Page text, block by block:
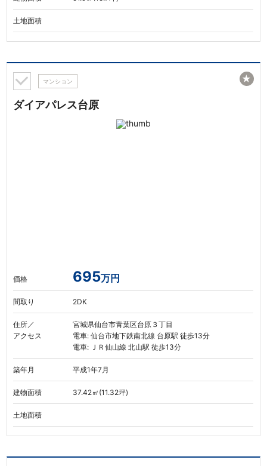
土地面積
マンション
ダイアパレス台原
価格 695万円
間取り 2DK
住所／
アクセス
宮城県仙台市青葉区台原３丁目
電車: 仙台市地下鉄南北線 台原駅 徒歩13分
電車: ＪＲ仙山線 北山駅 徒歩13分
築年月 平成1年7月
建物面積 37.42㎡(11.32坪)
土地面積
★